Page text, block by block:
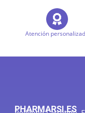
Atención
PHARMARSI.ES